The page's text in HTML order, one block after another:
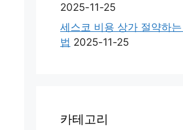
2025-11-25
세스코 비용 상가 절약하
법 2025-11-25
카테고리